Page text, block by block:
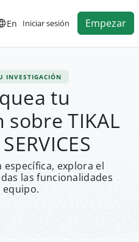
En Iniciar sesión Empezar
INVESTIGACIÓN
tu
sobre TIKAL
explora el
las funcionalidades
equipo.